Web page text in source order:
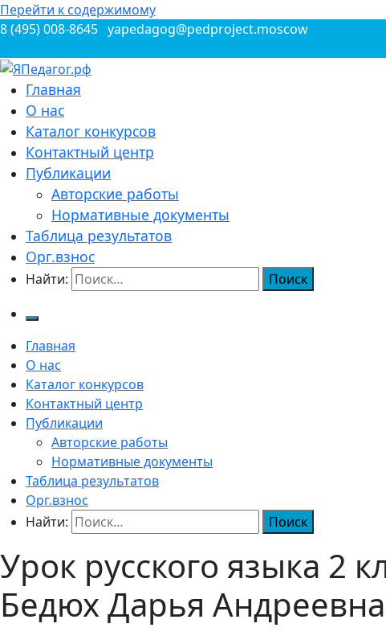
Перейти к содержимому
8 (495) 008-8645 yapedagog@pedproject.moscow
ЯПедагог.рф
Всероссийские конкурсы для педагогов
Главная
О нас
Каталог конкурсов
Контактный центр
Публикации
Авторские работы
Нормативные документы
Таблица результатов
Орг.взнос
Найти:
Главная
О нас
Каталог конкурсов
Контактный центр
Публикации
Авторские работы
Нормативные документы
Таблица результатов
Орг.взнос
Найти:
Урок русского языка 2
Бедюх Дарья Андреевна